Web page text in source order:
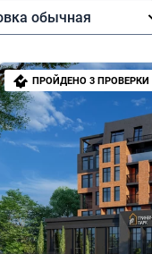
обычная
ПРОЙДЕНО 3 ПРОВЕРКИ